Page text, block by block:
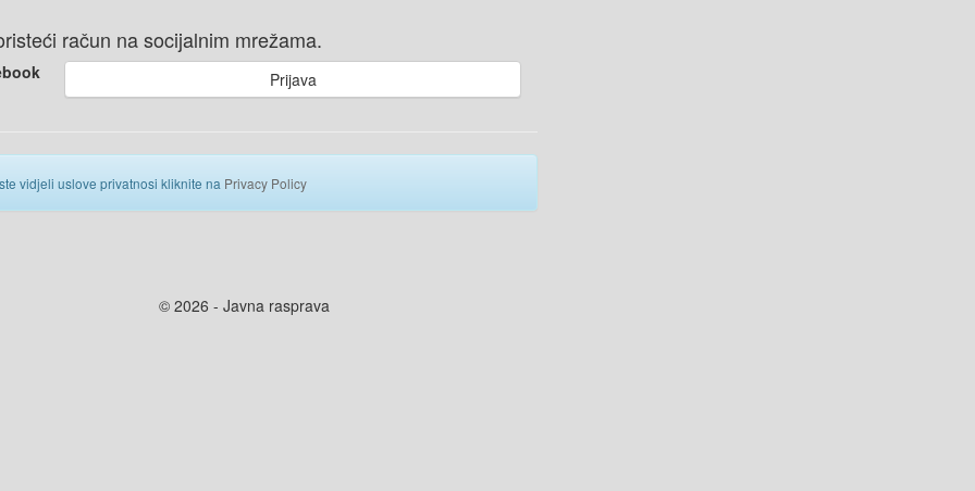
račun na socijalnim mrežama.
Prijava
vidjeli uslove privatnosi kliknite na Privacy Policy
© 2026 - Javna rasprava